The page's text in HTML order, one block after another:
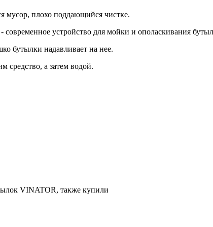
мусор, плохо поддающийся чистке.
современное устройство для мойки и ополаскивания
бутылки надавливает на нее.
средство, а затем водой.
VINATOR, также купили